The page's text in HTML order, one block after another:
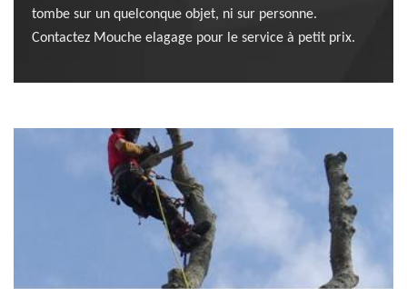
tombe sur un quelconque objet, ni sur personne.
Contactez Mouche elagage pour le service à petit prix.